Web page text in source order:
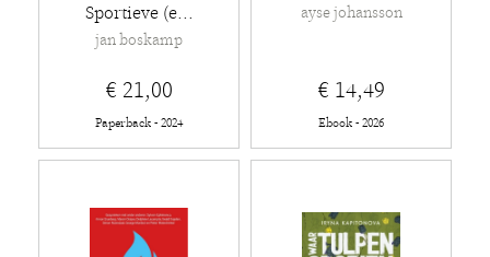
Sportieve (e...
jan boskamp
€ 21,00
Paperback - 2024
ayse johansson
€ 14,49
Ebook - 2026